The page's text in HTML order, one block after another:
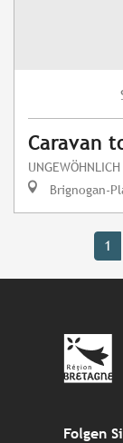
Caravan
UNGEWÖHNLICH
Brignogan-
1
Folgen